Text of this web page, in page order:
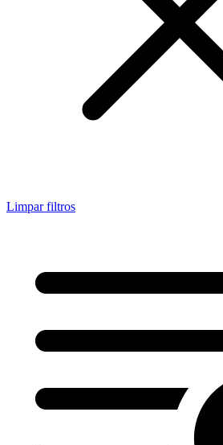
Limpar filtros